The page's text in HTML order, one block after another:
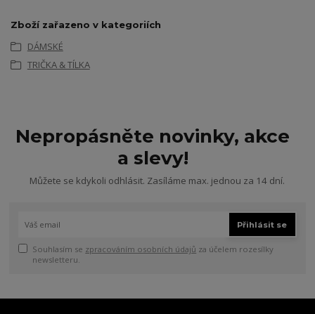
Zboží zařazeno v kategoriích
DÁMSKÉ
TRIČKA & TÍLKA
Nepropásněte novinky, akce
a slevy!
Můžete se kdykoli odhlásit. Zasíláme max. jednou za 14 dní.
Přihlásit se
Souhlasím se zpracováním osobních údajů za účelem rozesílky
newsletteru.